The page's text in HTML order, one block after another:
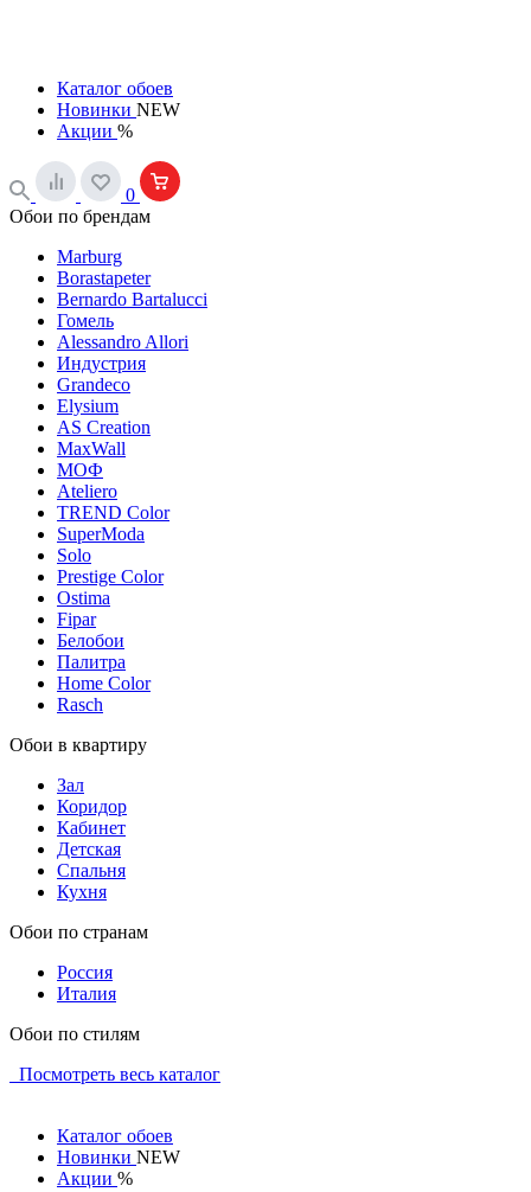
Каталог обоев
Новинки NEW
Акции %
0
Обои по брендам
Marburg
Borastapeter
Bernardo Bartalucci
Гомель
Alessandro Allori
Индустрия
Grandeco
Elysium
AS Creation
MaxWall
МОФ
Ateliero
TREND Color
SuperModa
Solo
Prestige Color
Ostima
Fipar
Белобои
Палитра
Home Color
Rasch
Обои в квартиру
Зал
Коридор
Кабинет
Детская
Спальня
Кухня
Обои по странам
Россия
Италия
Обои по стилям
Посмотреть весь каталог
Каталог обоев
Новинки NEW
Акции %